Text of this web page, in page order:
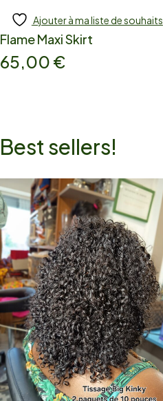
Ajouter
Ajouter à ma liste de souhaits
Flame Maxi Skirt
65,00 €
Best sellers!